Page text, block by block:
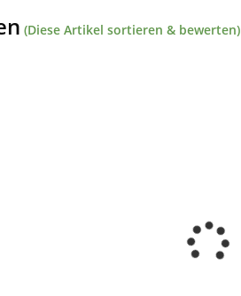
(Diese Artikel sortieren & bewerten)